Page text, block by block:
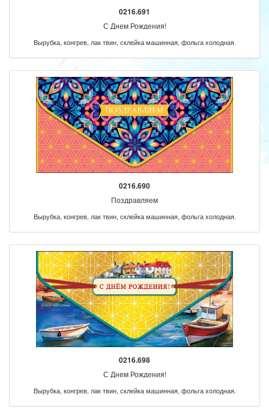
0216.691
С Днем Рождения!
Вырубка, конгрев, лак твин, склейка машинная, фольга холодная.
0216.690
Поздравляем
Вырубка, конгрев, лак твин, склейка машинная, фольга холодная.
0216.698
С Днем Рождения!
Вырубка, конгрев, лак твин, склейка машинная, фольга холодная.